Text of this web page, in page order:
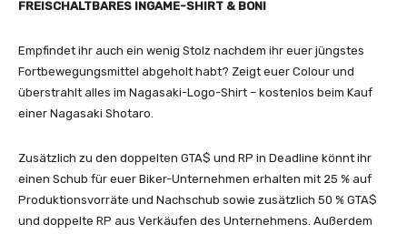
FREISCHALTBARES INGAME-SHIRT & BONI
Empfindet ihr auch ein wenig Stolz nachdem ihr euer jüngstes
Fortbewegungsmittel abgeholt habt? Zeigt euer Colour und
überstrahlt alles im Nagasaki-Logo-Shirt – kostenlos beim Kauf
einer Nagasaki Shotaro.
Zusätzlich zu den doppelten GTA$ und RP in Deadline könnt ihr
einen Schub für euer Biker-Unternehmen erhalten mit 25 % auf
Produktionsvorräte und Nachschub sowie zusätzlich 50 % GTA$
und doppelte RP aus Verkäufen des Unternehmens. Außerdem